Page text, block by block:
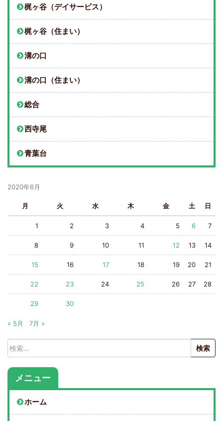
梶ヶ谷（デイサービス）
梶ヶ谷（住まい）
溝の口
溝の口（住まい）
総合
西寺尾
青葉台
2020年6月
月 火 水 木 金 土 日
1 2 3 4 5 6 7
8 9 10 11 12 13 14
15 16 17 18 19 20 21
22 23 24 25 26 27 28
29 30
« 5月 7月 »
検
索:
メニュー
ホーム